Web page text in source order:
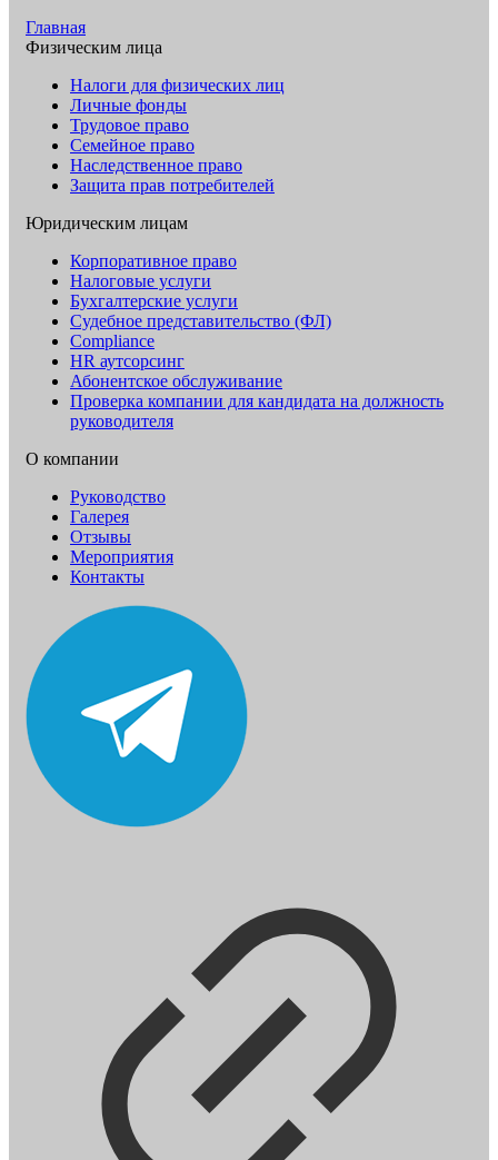
Главная
Физическим лица
Налоги для физических лиц
Личные фонды
Трудовое право
Семейное право
Наследственное право
Защита прав потребителей
Юридическим лицам
Корпоративное право
Налоговые услуги
Бухгалтерские услуги
Судебное представительство (ФЛ)
Compliance
HR аутсорсинг
Абонентское обслуживание
Проверка компании для кандидата на должность
руководителя
О компании
Руководство
Галерея
Отзывы
Мероприятия
Контакты